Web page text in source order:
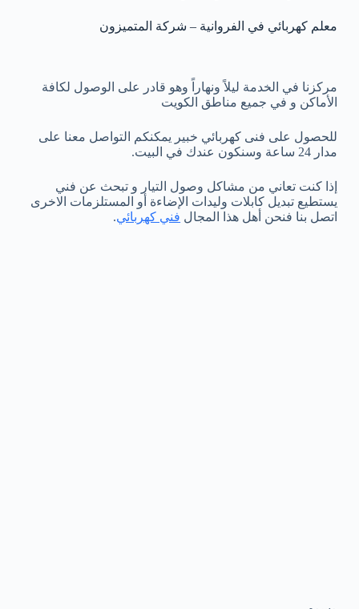
معلم كهربائي في الفروانية – شركة المتميزون
مركزنا في الخدمة ليلاً ونهاراً وهو قادر على الوصول لكافة
الأماكن و في جميع مناطق الكويت
للحصول على فنى كهربائي خبير يمكنكم التواصل معنا على
مدار 24 ساعة وسنكون عندك في البيت.
إذا كنت تعاني من مشاكل وصول التيار و تبحث عن فني
يستطيع تبديل كابلات وليدات الإضاءة أو المستلزمات الاخرى
اتصل بنا فنحن أهل هذا المجال فني كهربائي.